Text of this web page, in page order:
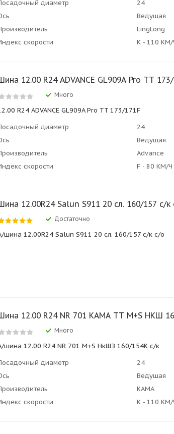
диаметр
24
Ведущая
LingLong
скорости
К - 110 КМ/
12.00 R24 ADVANCE GL909A Pro TT
Много
R24 ADVANCE GL909A Pro TT 173/171F
диаметр
24
Ведущая
Advance
скорости
F - 80 КМ/Ч
12.00R24 Salun S911 20 сл. 160/157 с/к
Достаточно
шина 12.00R24 Salun S911 20 сл. 160/157 с/к с/о
12.00 R24 NR 701 КАМА ТТ M+S НКШ
Много
шина 12.00 R24 NR 701 M+S НкШЗ 160/154K с/к
диаметр
24
Ведущая
КАМА
скорости
К - 110 КМ/